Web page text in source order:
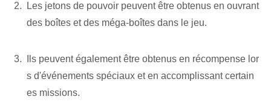
Les jetons de pouvoir peuvent être obtenus en ouvrant
des boîtes et des méga-boîtes dans le jeu.
Ils peuvent également être obtenus en récompense lor
s d'événements spéciaux et en accomplissant certain
es missions.